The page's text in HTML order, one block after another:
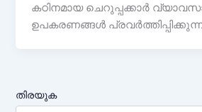
കഠിനമായ ചെറുപ്പക്കാർ
ഉപകരണങ്ങൾ
തിരയുക